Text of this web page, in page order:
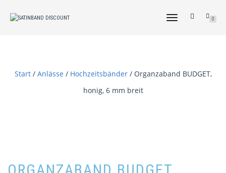
NAVIGATION
0
Start/ Anlässe/ Hochzeitsbänder/ Organzaband BUDGET,
honig, 6 mm breit